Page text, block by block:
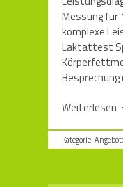
Messung für
komplexe
Laktattest
Besprechung
Weiterlesen
Kategorie: